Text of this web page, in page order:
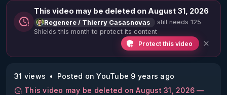
This video may be deleted on August 31, 2026
Regenere / Thierry Casasnovas
still needs 125
Shields this month to protect its content
Protect this video
31 views
Posted on YouTube 9 years ago
This video may be deleted on August 31, 2026 —